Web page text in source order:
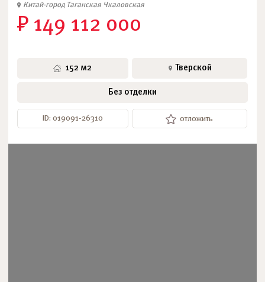
Китай-город Таганская Чкаловская
₽ 149 112 000
152 м2 Тверской
Без отделки
ID: 019091-26310 отложить